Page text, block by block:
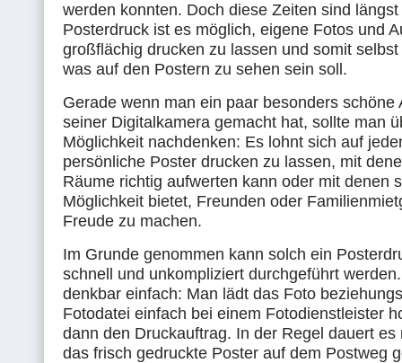
werden konnten. Doch diese Zeiten sind
Posterdruck ist es möglich, eigene Fotos und
großflächig drucken zu lassen und somit
was auf den Postern zu sehen sein soll.
Gerade wenn man ein paar besonders schöne
seiner Digitalkamera gemacht hat, sollte man
Möglichkeit nachdenken: Es lohnt sich auf
persönliche Poster drucken zu lassen, mit
Räume richtig aufwerten kann oder mit denen
Möglichkeit bietet, Freunden oder
Freude zu machen.
Im Grunde genommen kann solch ein
schnell und unkompliziert durchgeführt
denkbar einfach: Man lädt das Foto
Fotodatei einfach bei einem Fotodienstleister
dann den Druckauftrag. In der Regel dauert es
das frisch gedruckte Poster auf dem Postweg